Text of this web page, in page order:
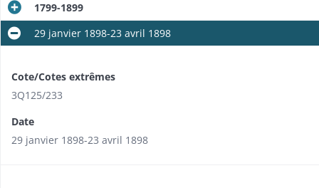
1799-1899​
29 janvier 1898-23 avril 1898
Cote/Cotes extrêmes
​3Q125/233
Date
29 janvier 1898-23 avril 1898